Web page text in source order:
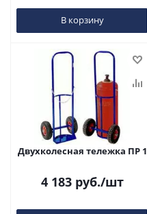
В корзину
Двухколесная тележка ПР 1
4 183руб./шт